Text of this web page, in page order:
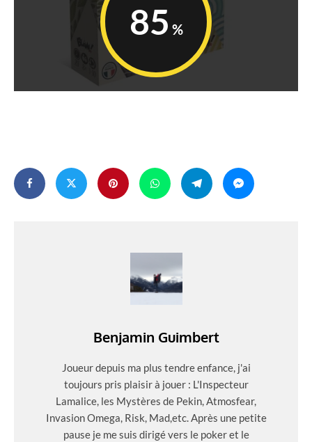
85
Benjamin Guimbert
Joueur depuis ma plus tendre enfance, j'ai
toujours pris plaisir à jouer : L'Inspecteur
Lamalice, les Mystères de Pekin, Atmosfear,
Invasion Omega, Risk, Mad,etc. Après une petite
pause je me suis dirigé vers le poker et le